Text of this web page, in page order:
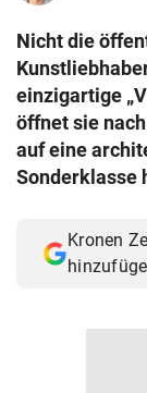
search
eingeben
Muthgasse 2,
Nicht die
einzigartige
öffnet sie
auf eine
Sonderklasse
Kronen